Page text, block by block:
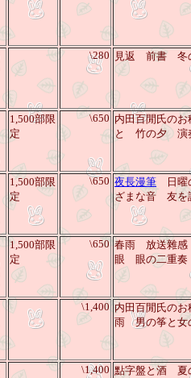
\280 見返 前書 冬
1,500部限
定
\650 内田百閒氏の
と 竹の夕 演
1,500部限
定
\650 夜長漫筆 日曜
ざまな音 友
1,500部限
定
\650 春雨 放送雜
眼 眼の二重
\1,400 内田百閒氏の
雨 男の筝と
\1,400 點字盤と酒